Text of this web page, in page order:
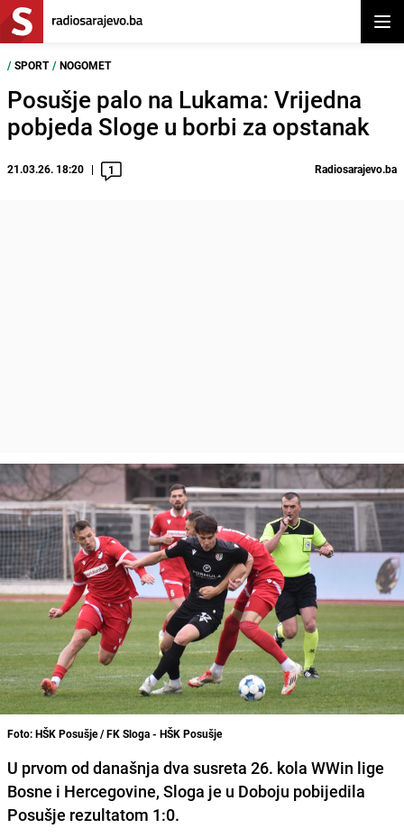
/ SPORT / NOGOMET
Posušje palo na Lukama: Vrijedna
pobjeda Sloge u borbi za opstanak
21.03.26. 18:20 1 Radiosarajevo.ba
Foto: HŠK Posušje / FK Sloga - HŠK Posušje
U prvom od današnja dva susreta 26. kola WWin lige
Bosne i Hercegovine, Sloga je u Doboju pobijedila
Posušje rezultatom 1:0.